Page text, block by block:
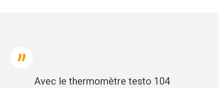
Avec le thermomètre testo 104